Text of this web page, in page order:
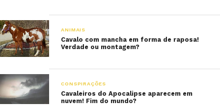
ANIMAIS
Cavalo com mancha em forma de raposa!
Verdade ou montagem?
CONSPIRAÇÕES
Cavaleiros do Apocalipse aparecem em
nuvem! Fim do mundo?